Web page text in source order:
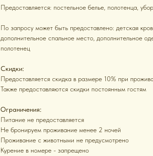
Предоставляется: постельное белье, полотенца,
По запросу может быть предоставлено: детская
дополнительное спальное место, дополнительное
полотенец
Скидки:
Предоставляется скидка в размере 10% при
Также предоставляются скидки постоянным гостям
Ограничения:
Питание не предоставляется
Не бронируем проживание менее 2 ночей
Проживание с животными не предусмотрено
Курение в номере - запрещено